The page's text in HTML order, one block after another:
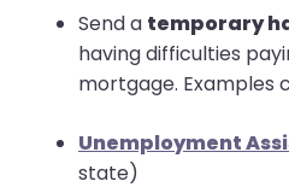
Send a temporary
having difficulties
mortgage. Examples
Unemployment
state)